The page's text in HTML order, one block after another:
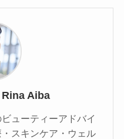
Rina Aiba
ューティーアドバイ
スキンケア・ウェル